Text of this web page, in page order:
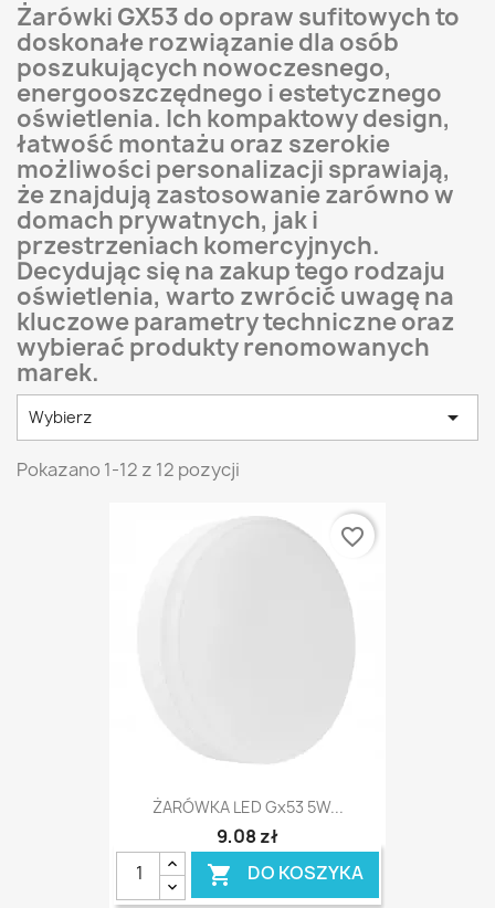
Żarówki GX53 do opraw sufitowych to
doskonałe rozwiązanie dla osób
poszukujących nowoczesnego,
energooszczędnego i estetycznego
oświetlenia. Ich kompaktowy design,
łatwość montażu oraz szerokie
możliwości personalizacji sprawiają,
że znajdują zastosowanie zarówno w
domach prywatnych, jak i
przestrzeniach komercyjnych.
Decydując się na zakup tego rodzaju
oświetlenia, warto zwrócić uwagę na
kluczowe parametry techniczne oraz
wybierać produkty renomowanych
marek.
Wybierz 
Pokazano 1-12 z 12 pozycji
ŻARÓWKA LED Gx53 5W...
9,08 zł
 DO KOSZYKA
favorite_border